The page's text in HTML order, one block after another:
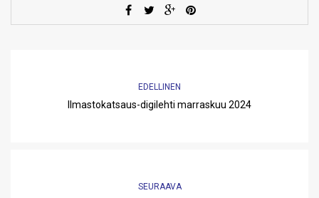
EDELLINEN
Ilmastokatsaus-digilehti marraskuu 2024
SEURAAVA